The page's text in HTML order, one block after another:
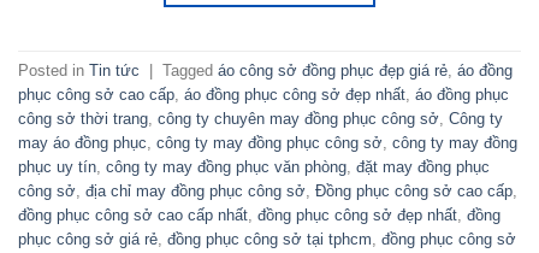
Posted in Tin tức Tagged áo công sở đồng phục đẹp giá rẻ, áo đồng
phục công sở cao cấp, áo đồng phục công sở đẹp nhất, áo đồng phục
công sở thời trang, công ty chuyên may đồng phục công sở, Công ty
may áo đồng phục, công ty may đồng phục công sở, công ty may đồng
phục uy tín, công ty may đồng phục văn phòng, đặt may đồng phục
công sở, địa chỉ may đồng phục công sở, Đồng phục công sở cao cấp,
đồng phục công sở cao cấp nhất, đồng phục công sở đẹp nhất, đồng
phục công sở giá rẻ, đồng phục công sở tại tphcm, đồng phục công sở